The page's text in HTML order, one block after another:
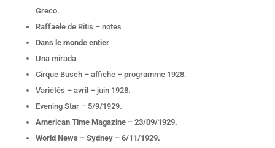
Greco.
Raffaele de Ritis – notes
Dans le monde entier
Una mirada.
Cirque Busch – affiche – programme 1928.
Variétés – avril – juin 1928.
Evening Star – 5/9/1929.
American Time Magazine – 23/09/1929.
World News – Sydney – 6/11/1929.